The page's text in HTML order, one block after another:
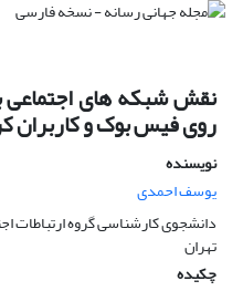
نقش شبکه های اجتماعی
روی فیس بوک و کاربران
نویسنده
یوسف احمدی
دانشجوی کارشناسی گروه ارتباطات
تهران
چکیده